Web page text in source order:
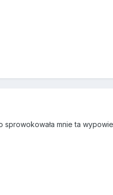
sprowokowała mnie ta